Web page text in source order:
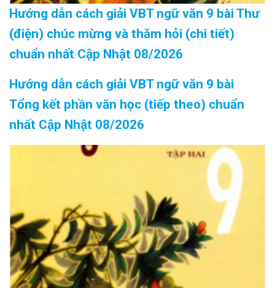
Hướng dẫn cách giải VBT ngữ văn 9 bài Thư
(điện) chúc mừng và thăm hỏi (chi tiết)
chuẩn nhất Cập Nhật 08/2026
Hướng dẫn cách giải VBT ngữ văn 9 bài
Tổng kết phần văn học (tiếp theo) chuẩn
nhất Cập Nhật 08/2026